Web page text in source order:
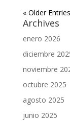
« Older Entries
Archives
enero 2026
diciembre
noviembre
octubre 2025
agosto 2025
junio 2025